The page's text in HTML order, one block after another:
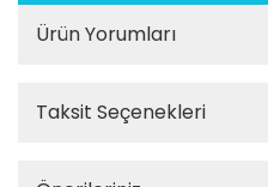
Ürün Yorumları
Taksit Seçenekleri